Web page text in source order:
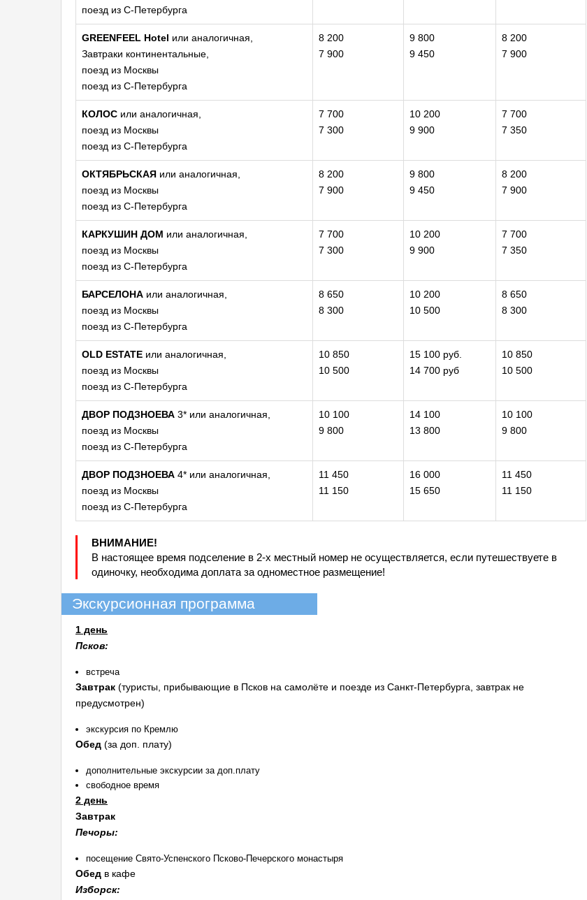
поезд из С-Петербурга
GREENFEEL Hotel или аналогичная,
Завтраки континентальные,
поезд из Москвы
поезд из С-Петербурга
8 200
7 900
9 800
9 450
8 200
7 900
КОЛОС или аналогичная,
поезд из Москвы
поезд из С-Петербурга
7 700
7 300
10 200
9 900
7 700
7 350
ОКТЯБРЬСКАЯ или аналогичная,
поезд из Москвы
поезд из С-Петербурга
8 200
7 900
9 800
9 450
8 200
7 900
КАРКУШИН ДОМ или аналогичная,
поезд из Москвы
поезд из С-Петербурга
7 700
7 300
10 200
9 900
7 700
7 350
БАРСЕЛОНА или аналогичная,
поезд из Москвы
поезд из С-Петербурга
8 650
8 300
10 200
10 500
8 650
8 300
OLD ESTATE или аналогичная,
поезд из Москвы
поезд из С-Петербурга
10 850
10 500
15 100 руб.
14 700 руб
10 850
10 500
ДВОР ПОДЗНОЕВА 3* или аналогичная,
поезд из Москвы
поезд из С-Петербурга
10 100
9 800
14 100
13 800
10 100
9 800
ДВОР ПОДЗНОЕВА 4* или аналогичная,
поезд из Москвы
поезд из С-Петербурга
11 450
11 150
16 000
15 650
11 450
11 150
ВНИМАНИЕ!
В настоящее время подселение в 2-х местный номер не осуществляется, если путешествуете в
одиночку, необходима доплата за одноместное размещение!
Экскурсионная программа
1 день
Псков:
встреча
Завтрак (туристы, прибывающие в Псков на самолёте и поезде из Санкт-Петербурга, завтрак не
предусмотрен)
экскурсия по Кремлю
Обед (за доп. плату)
дополнительные экскурсии за доп.плату
свободное время
2 день
Завтрак
Печоры:
посещение Свято-Успенского Псково-Печерского монастыря
Обед в кафе
Изборск: